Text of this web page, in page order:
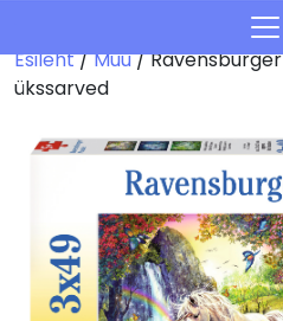
Esileht/Muu/ Ravensburger
ükssarved